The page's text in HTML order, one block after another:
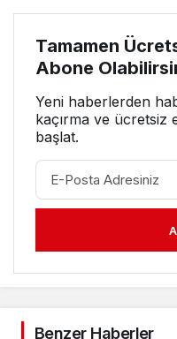
Tamamen
Abone
Yeni haberlerden
kaçırma ve ücretsiz
başlat.
Benzer Haberler